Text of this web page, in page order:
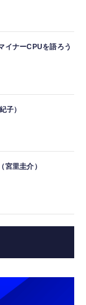
イナーCPUを語ろう
子）
宮里圭介）